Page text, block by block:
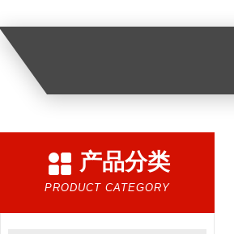
产品分类
PRODUCT CATEGORY